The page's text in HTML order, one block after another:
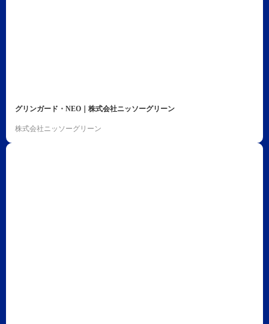
グリンガード・NEO｜株式会社ニッソーグリーン
株式会社ニッソーグリーン